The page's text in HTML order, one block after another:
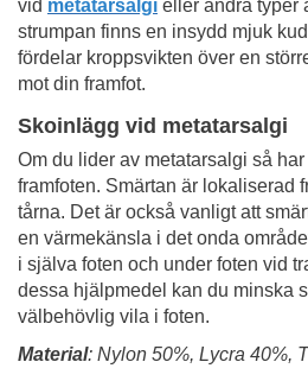
vid metatarsalgi eller andra typer
strumpan finns en insydd mjuk
fördelar kroppsvikten över en
mot din framfot.
Skoinlägg vid metatarsalgi
Om du lider av metatarsalgi så
framfoten. Smärtan är lokaliserad
tårna. Det är också vanligt att
en värmekänsla i det onda
i själva foten och under foten vid
dessa hjälpmedel kan du minska
välbehövlig vila i foten.
Material: Nylon 50%, Lycra 40%,